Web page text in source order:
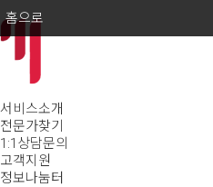
홈으로
서비스소개
전문가찾기
1:1상담문의
고객지원
정보나눔터